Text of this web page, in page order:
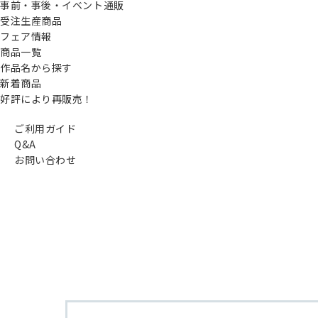
事前・事後・イベント通販
受注生産商品
フェア情報
商品一覧
作品名から探す
新着商品
好評により再販売！
ご利用ガイド
Q&A
お問い合わせ